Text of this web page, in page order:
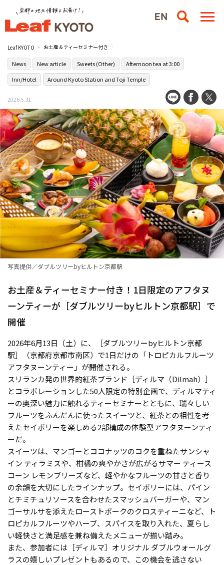
Leaf KYOTO お土産＆ティーセミナー付き！1日限定のアフタヌーンティーが［ダブルツリーbyヒルトン京都駅］で開催
News New article Sweets (Other)
Afternoon tea at 3:00
Inn/Hotel
Around Kyoto Station and Toji Temple
2026.5.31
写真提供／ダブルツリーbyヒルトン京都駅
お土産＆ティーセミナー付き！1日限定のアフタヌ
ーンティーが［ダブルツリーbyヒルトン京都駅］で
開催
2026年6月13日（土）に、［ダブルツリーbyヒルトン京都
駅］（京都府京都市南区）で1日だけの「トロピカルフルーツ
アフタヌーンティー」が開催される。
スリランカ発の世界的紅茶ブランド［ディルマ（Dilmah）］
とコラボレーションした50人限定の特別企画で、ディルマティ
ーの奥深い魅力に触れるティーセミナーとともに、瑞々しい
フルーツをふんだんに使ったスイーツと、紅茶との相性を考
えたセイボリーを楽しめる2部構成の体験型アフタヌーンティ
ーだ。
スイーツは、マンゴーとココナッツのコクを重ねたサンシャ
イン ティラミスや、柑橘の爽やかさが広がるサマー ティース
コーン レモンブリーズなど、軽やかなフルーツの甘さと香り
の余韻を大切にしたラインナップ。セイボリーには、パイン
とチミチュリソースを合わせたスマッシュバーガーや、マン
ゴーサルサを添えたローストポークのクロスティーニなど、ト
ロピカルフルーツやハーブ、スパイスを取り入れた、夏らし
い軽快さと満足感を兼ね備えたメニューが揃い踏み。
また、参加者には［ディルマ］オリジナル ダブルウォールグ
ラスの嬉しいプレゼントもあるので、この機会を逃さない